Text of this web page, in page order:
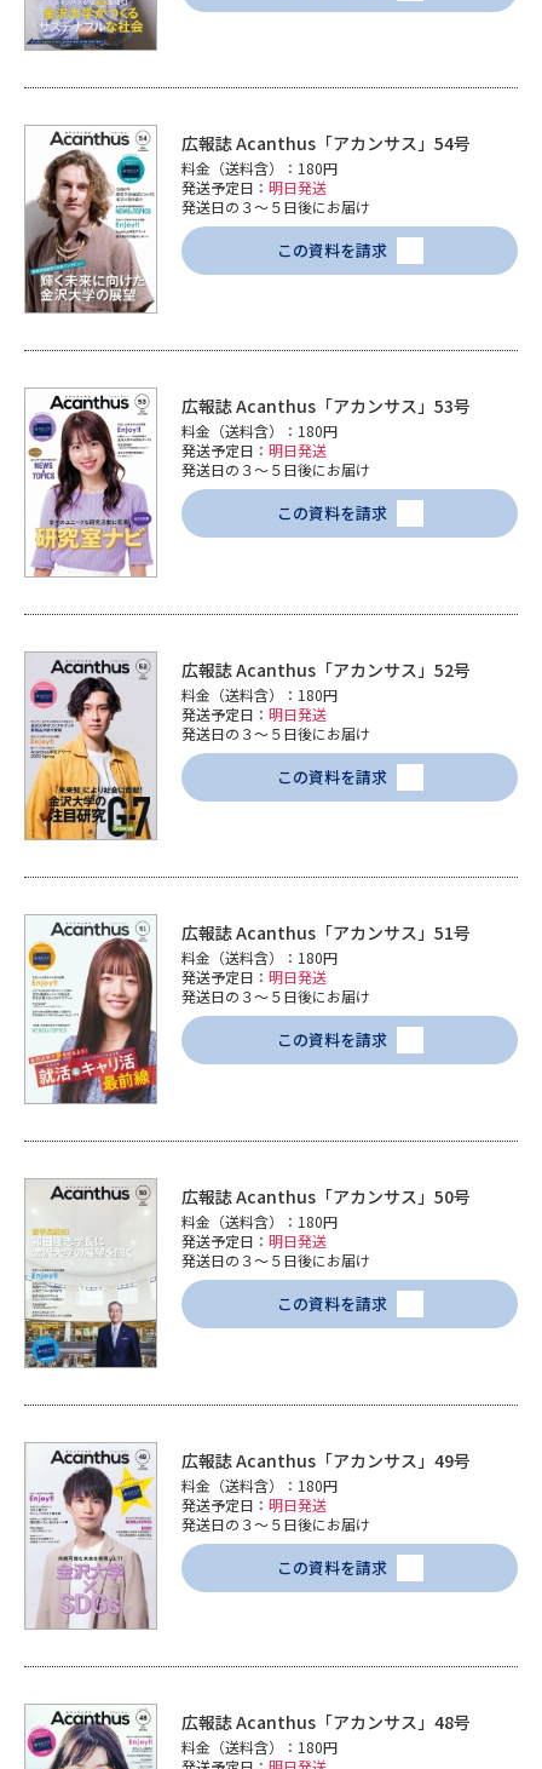
広報誌 Acanthus「アカンサス」54号
料金（送料含）：180円
発送予定日： 明日発送
発送日の３～５日後にお届け
この資料を請求
広報誌 Acanthus「アカンサス」53号
料金（送料含）：180円
発送予定日： 明日発送
発送日の３～５日後にお届け
この資料を請求
広報誌 Acanthus「アカンサス」52号
料金（送料含）：180円
発送予定日： 明日発送
発送日の３～５日後にお届け
この資料を請求
広報誌 Acanthus「アカンサス」51号
料金（送料含）：180円
発送予定日： 明日発送
発送日の３～５日後にお届け
この資料を請求
広報誌 Acanthus「アカンサス」50号
料金（送料含）：180円
発送予定日： 明日発送
発送日の３～５日後にお届け
この資料を請求
広報誌 Acanthus「アカンサス」49号
料金（送料含）：180円
発送予定日： 明日発送
発送日の３～５日後にお届け
この資料を請求
広報誌 Acanthus「アカンサス」48号
料金（送料含）：180円